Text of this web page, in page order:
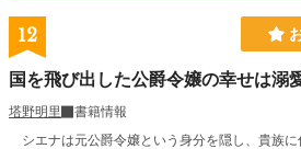
12
国を飛び出した公爵令嬢の幸せは溺
塔野明里
書籍情報
シエナは元公爵令嬢という身分を隠し、貴族